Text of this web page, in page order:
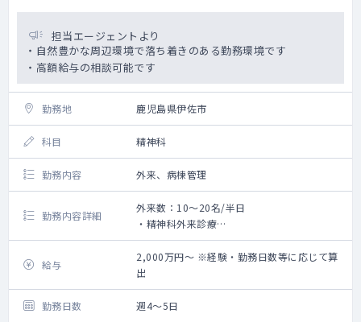
担当エージェントより
・自然豊かな周辺環境で落ち着きのある勤務環境です
・高額給与の相談可能です
勤務地 鹿児島県伊佐市
科目 精神科
勤務内容 外来、病棟管理
勤務内容詳細
外来数：10～20名/半日
・精神科外来診療
・病棟主治医業務
詳しい業務内容は候補医師の経験則・希望等
を考慮しながらご相談の上、決定します。
給与
2,000万円～ ※経験・勤務日数等に応じて算
出
勤務日数 週4～5日